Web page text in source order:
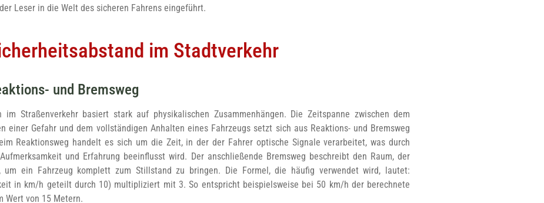
Leser in die Welt des sicheren Fahrens eingeführt.
im Stadtverkehr
und Bremsweg
im Straßenverkehr basiert stark auf physikalischen Zusammenhängen. Die Zeitspanne zwischen dem
einer Gefahr und dem vollständigen Anhalten eines Fahrzeugs setzt sich aus Reaktions- und Bremsweg
Reaktionsweg handelt es sich um die Zeit, in der der Fahrer optische Signale verarbeitet, was durch
und Erfahrung beeinflusst wird. Der anschließende Bremsweg beschreibt den Raum, der
um ein Fahrzeug komplett zum Stillstand zu bringen. Die Formel, die häufig verwendet wird, lautet:
in km/h geteilt durch 10) multipliziert mit 3. So entspricht beispielsweise bei 50 km/h der berechnete
Wert von 15 Metern.